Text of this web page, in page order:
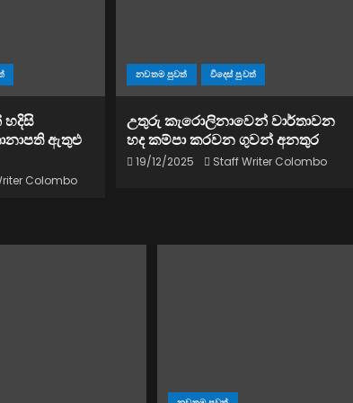
හදිසි
ඇතුළු
Colombo
නවතම පුවත් විදෙස් පුවත්
උතුරු කැරොලිනාවෙන් වාර්තාවන
හද කම්පා කරවන ගුවන් අනතුර
19/12/2025 Staff Writer Colombo